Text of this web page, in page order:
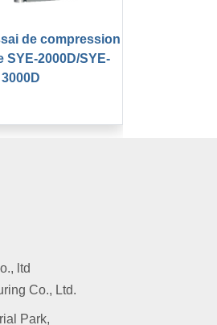
de compression
SYE-2000D/SYE-
3000D
ltd
Co., Ltd.
Park,